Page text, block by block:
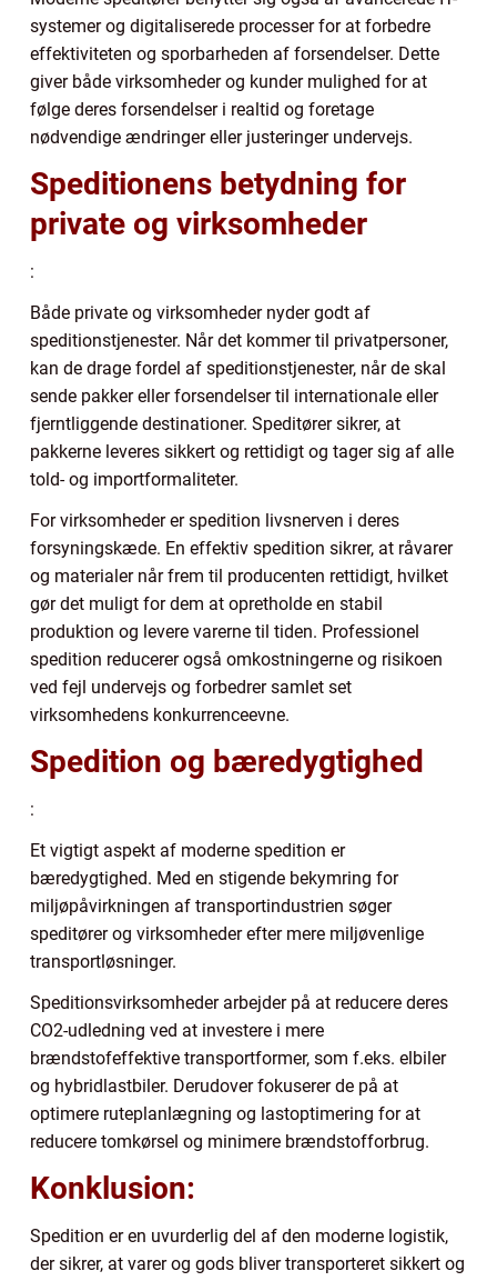
systemer og digitaliserede processer for at forbedre
effektiviteten og sporbarheden af forsendelser. Dette
giver både virksomheder og kunder mulighed for at
følge deres forsendelser i realtid og foretage
nødvendige ændringer eller justeringer undervejs.
Speditionens betydning for
private og virksomheder
:
Både private og virksomheder nyder godt af
speditionstjenester. Når det kommer til privatpersoner,
kan de drage fordel af speditionstjenester, når de skal
sende pakker eller forsendelser til internationale eller
fjerntliggende destinationer. Speditører sikrer, at
pakkerne leveres sikkert og rettidigt og tager sig af alle
told- og importformaliteter.
For virksomheder er spedition livsnerven i deres
forsyningskæde. En effektiv spedition sikrer, at råvarer
og materialer når frem til producenten rettidigt, hvilket
gør det muligt for dem at opretholde en stabil
produktion og levere varerne til tiden. Professionel
spedition reducerer også omkostningerne og risikoen
ved fejl undervejs og forbedrer samlet set
virksomhedens konkurrenceevne.
Spedition og bæredygtighed
:
Et vigtigt aspekt af moderne spedition er
bæredygtighed. Med en stigende bekymring for
miljøpåvirkningen af transportindustrien søger
speditører og virksomheder efter mere miljøvenlige
transportløsninger.
Speditionsvirksomheder arbejder på at reducere deres
CO2-udledning ved at investere i mere
brændstofeffektive transportformer, som f.eks. elbiler
og hybridlastbiler. Derudover fokuserer de på at
optimere ruteplanlægning og lastoptimering for at
reducere tomkørsel og minimere brændstofforbrug.
Konklusion:
Spedition er en uvurderlig del af den moderne logistik,
der sikrer, at varer og gods bliver transporteret sikkert og